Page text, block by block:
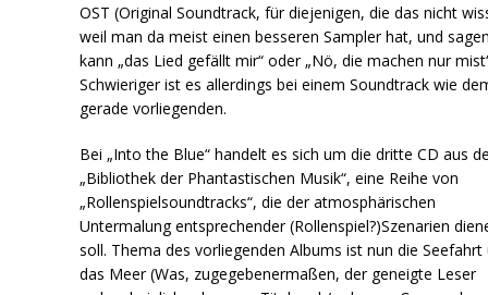
OST (Original Soundtrack, für diejenigen, die das nicht
weil man da meist einen besseren Sampler hat, und
kann „das Lied gefällt mir“ oder „Nö, die machen nur
Schwieriger ist es allerdings bei einem Soundtrack wie
gerade vorliegenden.
Bei „Into the Blue“ handelt es sich um die dritte CD aus
„Bibliothek der Phantastischen Musik“, eine Reihe von
„Rollenspielsoundtracks“, die der atmosphärischen
Untermalung entsprechender (Rollenspiel?)Szenarien
soll. Thema des vorliegenden Albums ist nun die Seefahrt
das Meer (Was, zugegebenermaßen, der geneigte Leser